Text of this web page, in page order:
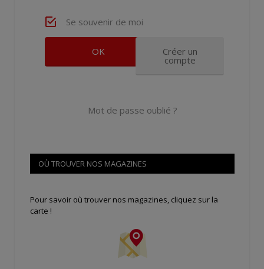
Se souvenir de moi
Créer un
compte
Mot de passe oublié ?
OÙ TROUVER NOS MAGAZINES
Pour savoir où trouver nos magazines, cliquez sur la
carte !